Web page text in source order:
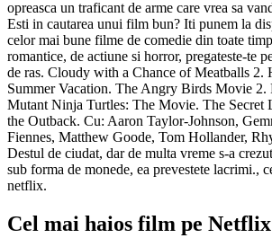
opreasca un traficant de arme care vrea sa
Esti in cautarea unui film bun? Iti punem la
celor mai bune filme de comedie din toate
romantice, de actiune si horror, pregateste-te
de ras. Cloudy with a Chance of Meatballs 2.
Summer Vacation. The Angry Birds Movie 2.
Mutant Ninja Turtles: The Movie. The Secret
the Outback. Cu: Aaron Taylor-Johnson,
Fiennes, Matthew Goode, Tom Hollander,
Destul de ciudat, dar de multa vreme s-a
sub forma de monede, ea prevestete lacrimi.,
netflix.
Cel mai haios film pe Netflix